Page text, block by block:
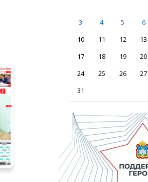
3
4 5 6
10
11 12 13
17
18 19 20
24
25 26 27
31